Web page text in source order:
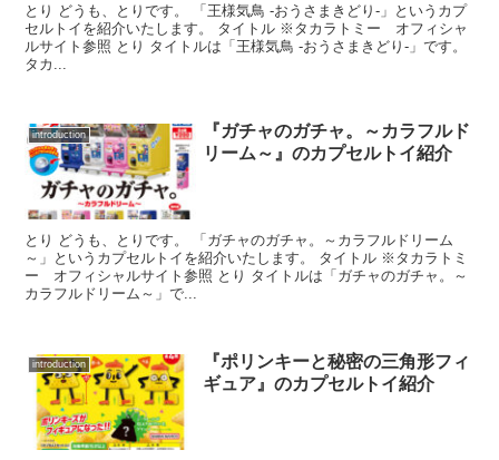
とり どうも、とりです。 「王様気鳥 -おうさまきどり-」というカプ
セルトイを紹介いたします。 タイトル ※タカラトミー オフィシャ
ルサイト参照 とり タイトルは「王様気鳥 -おうさまきどり-」です。
タカ...
introduction
『ガチャのガチャ。～カラフルド
リーム～』のカプセルトイ紹介
とり どうも、とりです。 「ガチャのガチャ。～カラフルドリーム
～」というカプセルトイを紹介いたします。 タイトル ※タカラトミ
ー オフィシャルサイト参照 とり タイトルは「ガチャのガチャ。～
カラフルドリーム～」で...
introduction
『ポリンキーと秘密の三角形フィ
ギュア』のカプセルトイ紹介